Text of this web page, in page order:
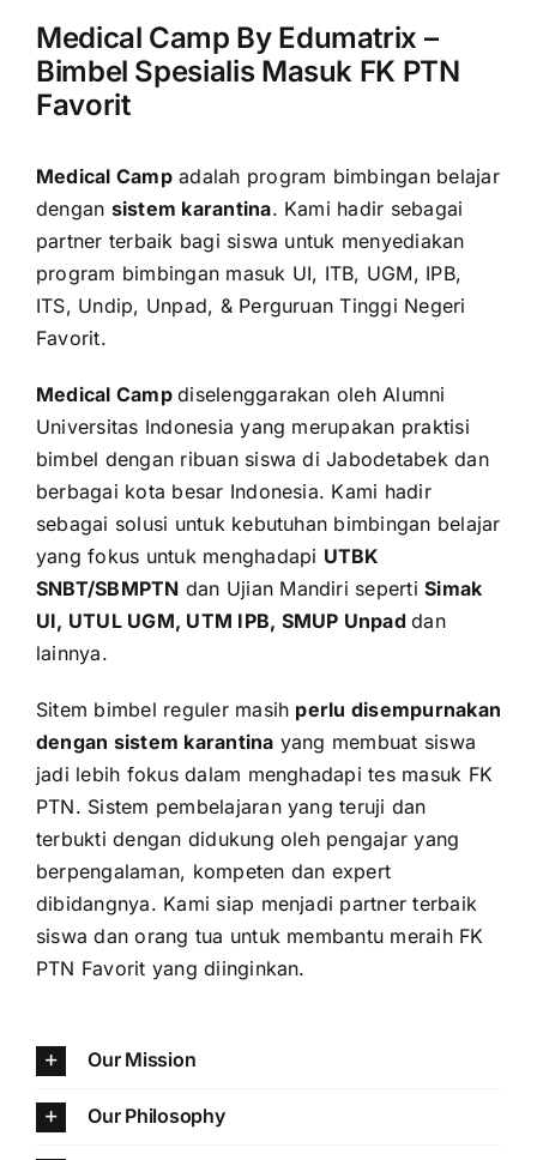
Medical Camp By Edumatrix –
Bimbel Spesialis Masuk FK PTN
Favorit
Medical Campadalah program bimbingan belajar
dengan sistem karantina. Kami hadir sebagai
partner terbaik bagi siswa untuk menyediakan
program bimbingan masuk UI, ITB, UGM, IPB,
ITS, Undip, Unpad, & Perguruan Tinggi Negeri
Favorit.
Medical Campdiselenggarakan oleh Alumni
Universitas Indonesia yang merupakan praktisi
bimbel dengan ribuan siswa di Jabodetabek dan
berbagai kota besar Indonesia. Kami hadir
sebagai solusi untuk kebutuhan bimbingan belajar
yang fokus untuk menghadapi UTBK
SNBT/SBMPTN dan Ujian Mandiri sepertiSimak
UI, UTUL UGM, UTM IPB, SMUP Unpaddan
lainnya.
Sitem bimbel reguler masih perlu disempurnakan
dengan sistem karantina yang membuat siswa
jadi lebih fokus dalam menghadapi tes masuk FK
PTN. Sistem pembelajaran yang teruji dan
terbukti dengan didukung oleh pengajar yang
berpengalaman, kompeten dan expert
dibidangnya. Kami siap menjadi partner terbaik
siswa dan orang tua untuk membantu meraih FK
PTN Favorit yang diinginkan.
Our Mission
Our Philosophy